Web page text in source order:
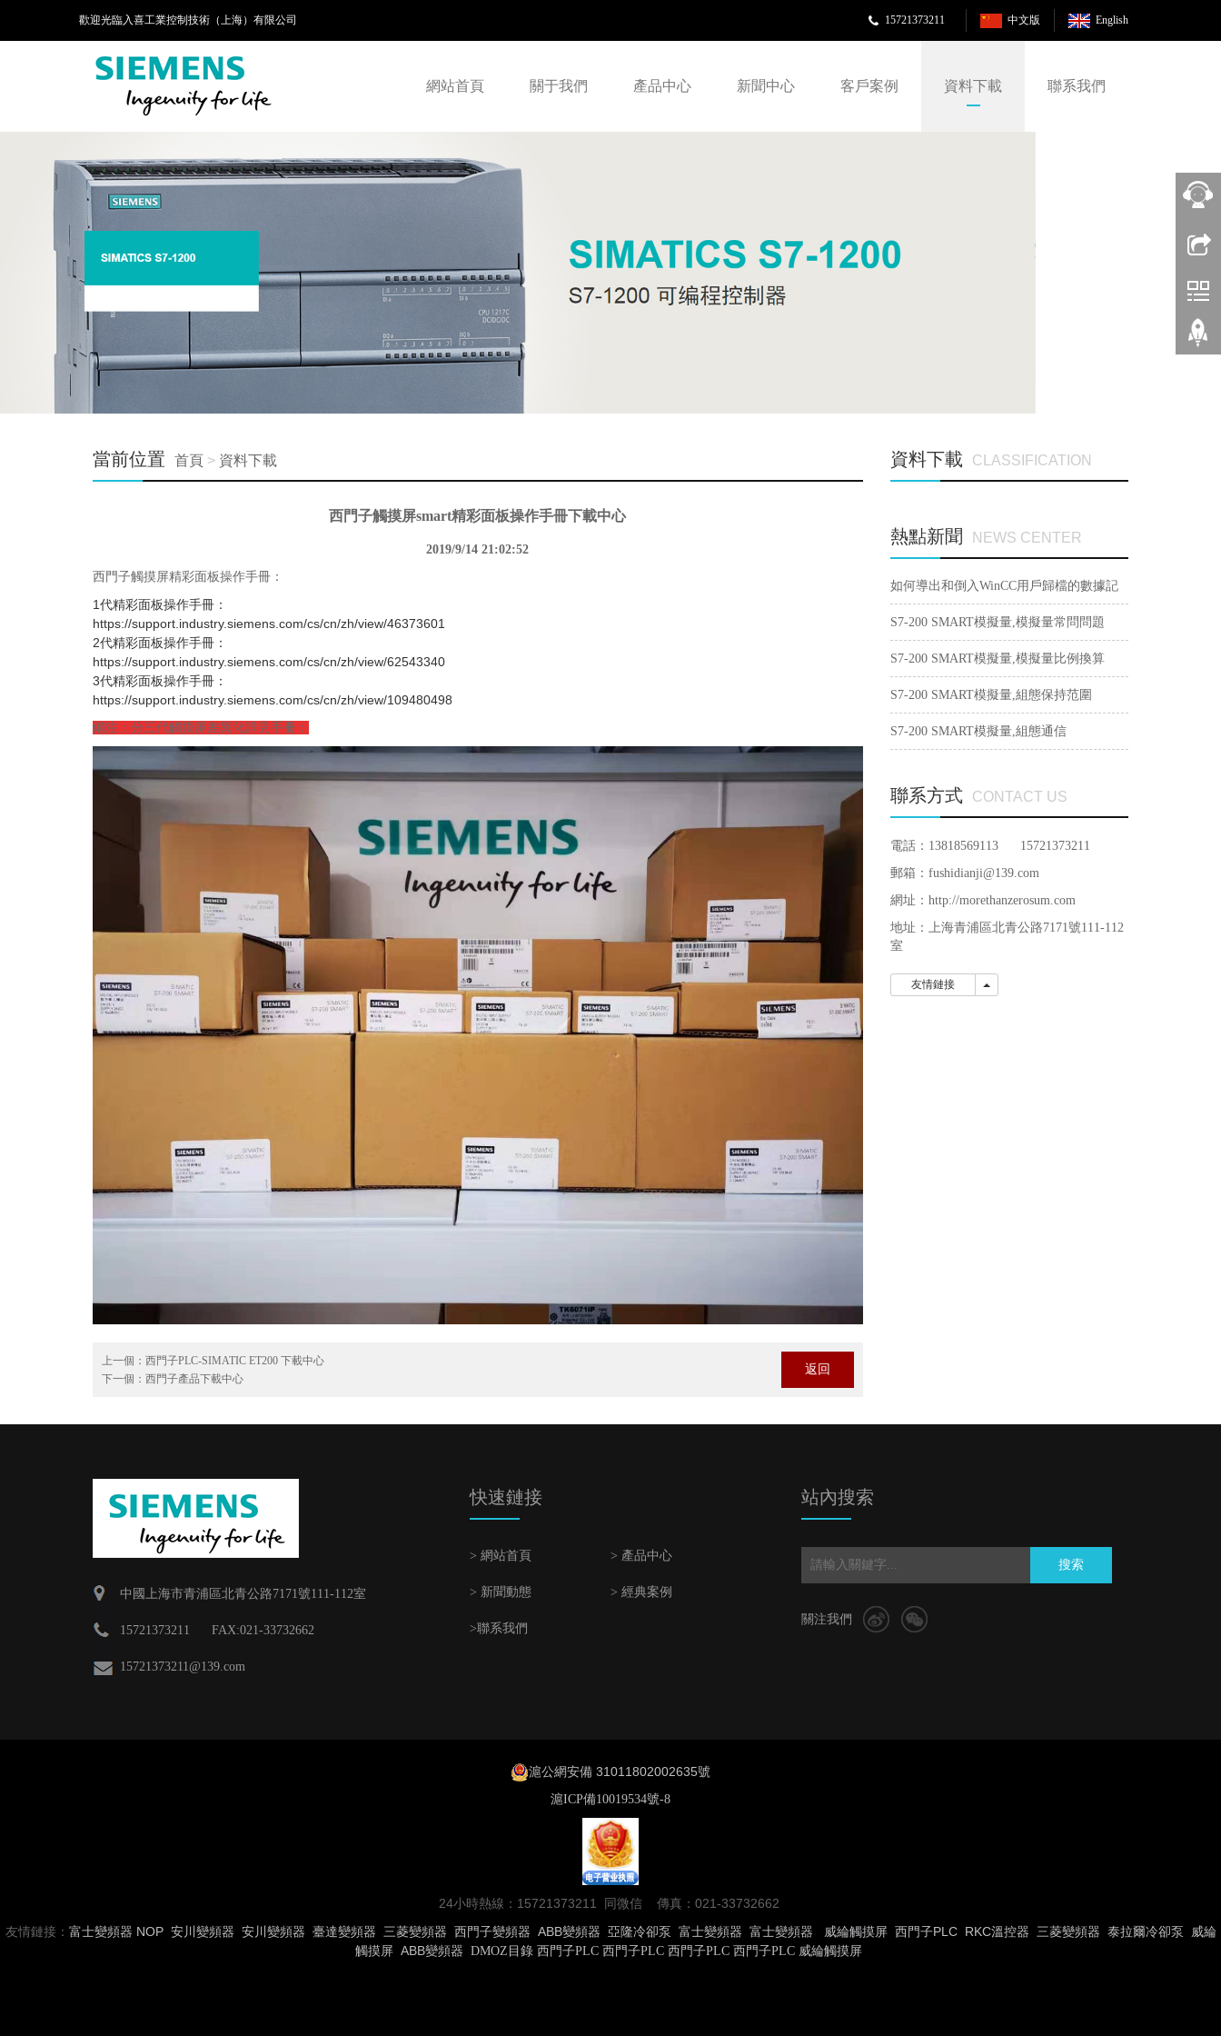
歡迎光臨入喜工業控制技術（上海）有限公司 English
中文版
15721373211
網站首頁 關于我們 產品中心 新聞中心 客戶案例 資料下載 聯系我們
當前位置 首頁 > 資料下載
西門子觸摸屏smart精彩面板操作手冊下載中心
2019/9/14 21:02:52
西門子觸摸屏精彩面板操作手冊：
1代精彩面板操作手冊：
https://support.industry.siemens.com/cs/cn/zh/view/46373601
2代精彩面板操作手冊：
https://support.industry.siemens.com/cs/cn/zh/view/62543340
3代精彩面板操作手冊：
https://support.industry.siemens.com/cs/cn/zh/view/109480498
備注：分三代觸摸屏差異化詳見手冊：
上一個： 西門子PLC-SIMATIC ET200 下載中心
下一個： 西門子產品下載中心
返回
資料下載 CLASSIFICATION
熱點新聞 NEWS CENTER
如何導出和倒入WinCC用戶歸檔的數據記
錄？
S7-200 SMART模擬量,模擬量常問問題
S7-200 SMART模擬量,模擬量比例換算
S7-200 SMART模擬量,組態保持范圍
S7-200 SMART模擬量,組態通信
聯系方式 CONTACT US
電話：13818569113 15721373211
郵箱：fushidianji@139.com
網址：http://morethanzerosum.com
地址： 上海青浦區北青公路7171號111-112
室
友情鏈接 友情鏈接
中國上海市青浦區北青公路7171號111-112室
15721373211 FAX:021-33732662
15721373211@139.com
快速鏈接
> 網站首頁 > 產品中心
> 新聞動態 > 經典案例
>聯系我們
站內搜索
搜索
關注我們
滬公網安備 31011802002635號
滬ICP備10019534號-8
24小時熱線：15721373211 同微信 傳真：021-33732662
友情鏈接： 富士變頻器 NOP 安川變頻器 安川變頻器 臺達變頻器 三菱變頻器 西門子變頻器 ABB變頻器 亞隆冷卻泵 富士變頻器 富士變頻器 威綸觸摸屏 西門子PLC RKC溫控器 三菱變頻器 泰拉爾冷卻泵
威綸
觸摸屏 ABB變頻器 DMOZ目錄 西門子PLC 西門子PLC 西門子PLC 西門子PLC 威綸觸摸屏